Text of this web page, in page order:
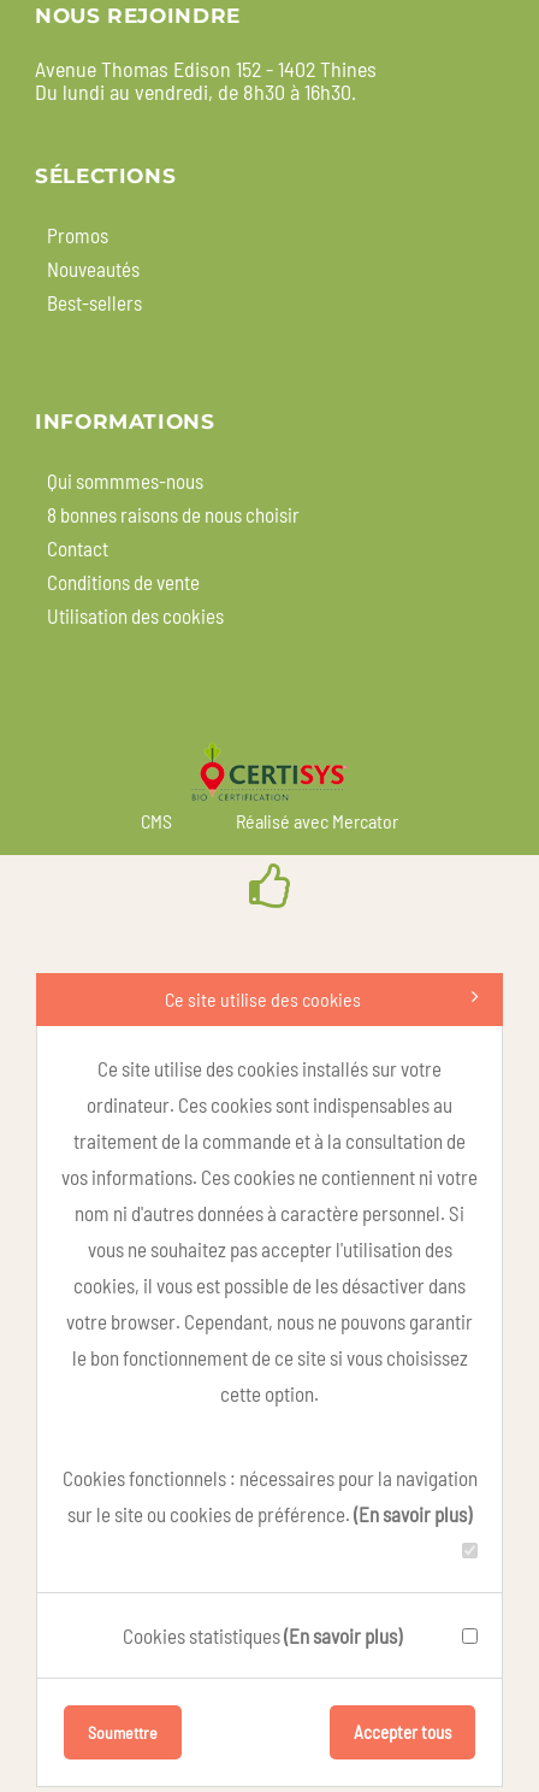
NOUS REJOINDRE
Avenue Thomas Edison 152 - 1402 Thines
Du lundi au vendredi, de 8h30 à 16h30.
SÉLECTIONS
Promos
Nouveautés
Best-sellers
INFORMATIONS
Qui sommmes-nous
8 bonnes raisons de nous choisir
Contact
Conditions de vente
Utilisation des cookies
CMS Réalisé avec Mercator
Ce site utilise des cookies
Ce site utilise des cookies installés sur votre
ordinateur. Ces cookies sont indispensables au
traitement de la commande et à la consultation de
vos informations. Ces cookies ne contiennent ni votre
nom ni d'autres données à caractère personnel. Si
vous ne souhaitez pas accepter l'utilisation des
cookies, il vous est possible de les désactiver dans
votre browser. Cependant, nous ne pouvons garantir
le bon fonctionnement de ce site si vous choisissez
cette option.
Cookies fonctionnels : nécessaires pour la navigation
sur le site ou cookies de préférence. (En savoir plus)
Cookies statistiques(En savoir plus)
Soumettre Accepter tous